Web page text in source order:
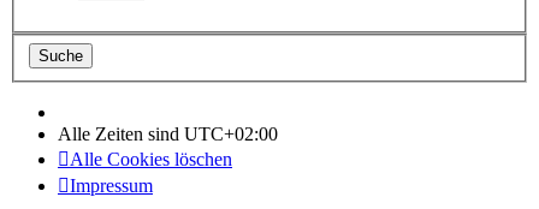
Alle Zeiten sind UTC+02:00
Alle Cookies löschen
Impressum